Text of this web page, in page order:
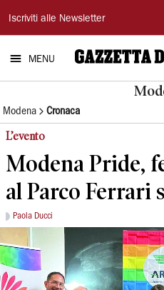
Gazzetta
di
Modena
Iscriviti alle Newsletter
MENU
Modena Cronaca
L’evento
Modena Pride,
al Parco Ferrari
Paola Ducci